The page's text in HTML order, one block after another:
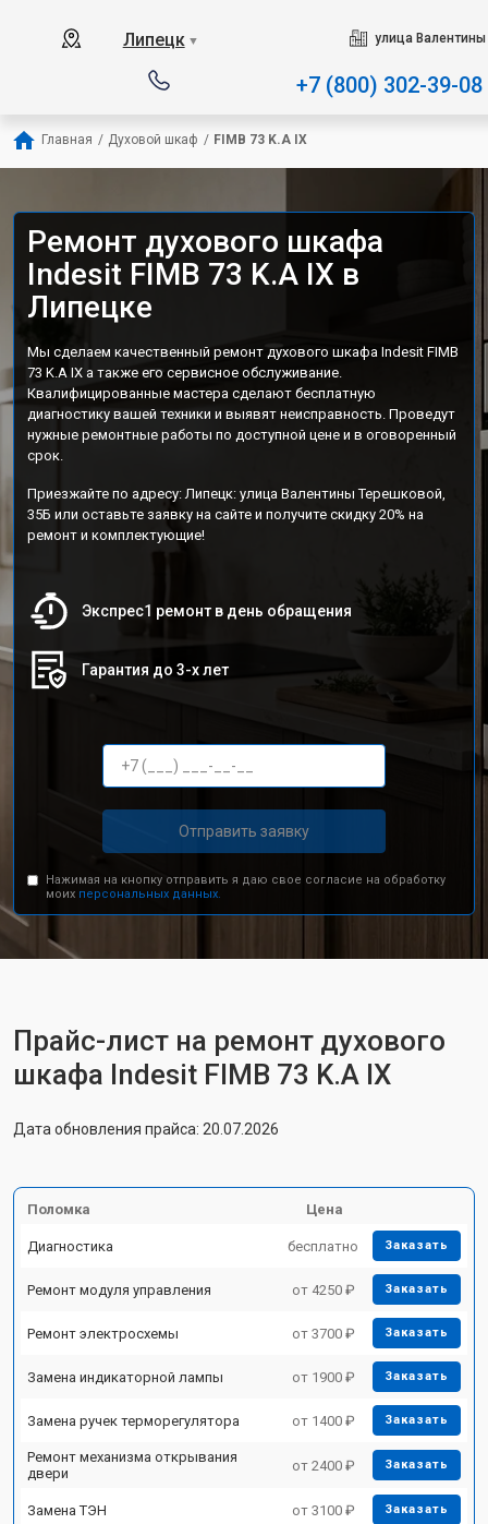
Липецк ▼ улица
+7 (800) 302-39-08
Главная / Духовой шкаф / FIMB 73 K.A IX
Ремонт духового шкафа
Indesit FIMB 73 K.A IX в
Липецке
Мы сделаем качественный ремонт духового шкафа Indesit FIMB
73 K.A IX а также его сервисное обслуживание.
Квалифицированные мастера сделают бесплатную
диагностику вашей техники и выявят неисправность. Проведут
нужные ремонтные работы по доступной цене и в оговоренный
срок.
Приезжайте по адресу: Липецк: улица Валентины Терешковой,
35Б или оставьте заявку на сайте и получите скидку 20% на
ремонт и комплектующие!
Экспрес1 ремонт в день обращения
Гарантия до 3-х лет
Отправить заявку
Нажимая на кнопку отправить я даю свое согласие на обработку
моих персональных данных.
Прайс-лист на ремонт духового
шкафа Indesit FIMB 73 K.A IX
Дата обновления прайса: 20.07.2026
Поломка Цена
Диагностика бесплатно Заказать
Ремонт модуля управления от 4250 ₽ Заказать
Ремонт электросхемы от 3700 ₽ Заказать
Замена индикаторной лампы от 1900 ₽ Заказать
Замена ручек терморегулятора от 1400 ₽ Заказать
Ремонт механизма открывания
двери
от 2400 ₽ Заказать
Замена ТЭН от 3100 ₽ Заказать